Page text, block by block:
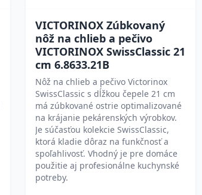
VICTORINOX Zúbkovaný
nôž na chlieb a pečivo
VICTORINOX SwissClassic 21
cm 6.8633.21B
Nôž na chlieb a pečivo Victorinox
SwissClassic s dĺžkou čepele 21 cm
má zúbkované ostrie optimalizované
na krájanie pekárenských výrobkov.
Je súčasťou kolekcie SwissClassic,
ktorá kladie dôraz na funkčnosť a
spoľahlivosť. Vhodný je pre domáce
použitie aj profesionálne kuchynské
potreby.